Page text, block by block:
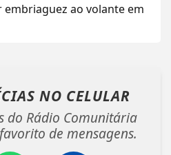
ao volante em
NO CELULAR
do Rádio Comunitária
de mensagens.